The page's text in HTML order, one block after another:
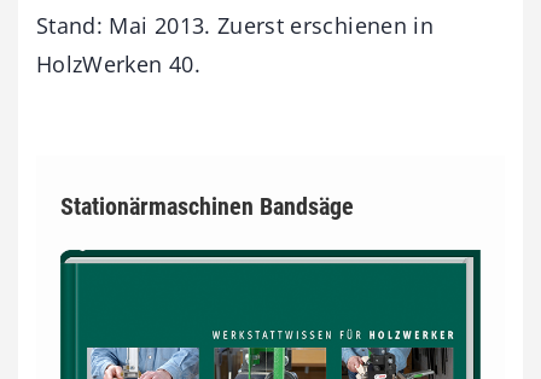
Stand: Mai 2013. Zuerst erschienen in
HolzWerken 40.
Stationärmaschinen Bandsäge